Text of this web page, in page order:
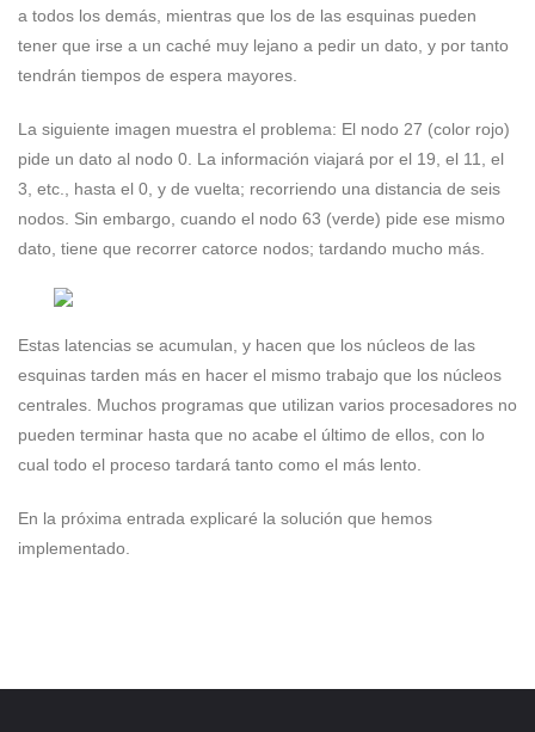
a todos los demás, mientras que los de las esquinas pueden
tener que irse a un caché muy lejano a pedir un dato, y por tanto
tendrán tiempos de espera mayores.
La siguiente imagen muestra el problema: El nodo 27 (color rojo)
pide un dato al nodo 0. La información viajará por el 19, el 11, el
3, etc., hasta el 0, y de vuelta; recorriendo una distancia de seis
nodos. Sin embargo, cuando el nodo 63 (verde) pide ese mismo
dato, tiene que recorrer catorce nodos; tardando mucho más.
Estas latencias se acumulan, y hacen que los núcleos de las
esquinas tarden más en hacer el mismo trabajo que los núcleos
centrales. Muchos programas que utilizan varios procesadores no
pueden terminar hasta que no acabe el último de ellos, con lo
cual todo el proceso tardará tanto como el más lento.
En la próxima entrada explicaré la solución que hemos
implementado.